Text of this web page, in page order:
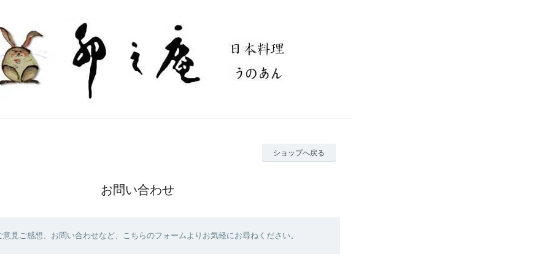
ショップへ戻る
お問い合わせ
見ご感想、お問い合わせなど、こちらのフォームよりお気軽にお尋ねください。